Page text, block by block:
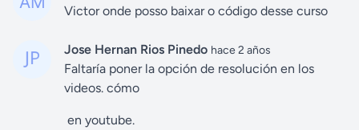
Victor onde posso baixar o código desse curso
Jose Hernan Rios Pinedo hace 2 años
Faltaría poner la opción de resolución en los
videos. cómo
en youtube.